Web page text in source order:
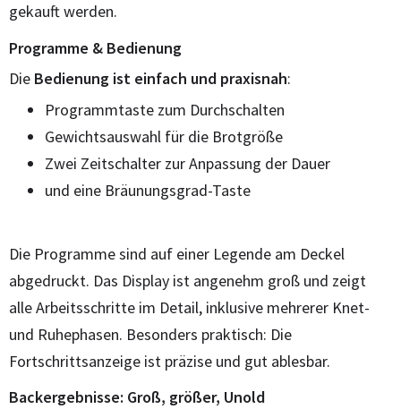
gekauft werden.
Programme & Bedienung
Die Bedienung ist einfach und praxisnah:
Programmtaste zum Durchschalten
Gewichtsauswahl für die Brotgröße
Zwei Zeitschalter zur Anpassung der Dauer
und eine Bräunungsgrad-Taste
Die Programme sind auf einer Legende am Deckel
abgedruckt. Das Display ist angenehm groß und zeigt
alle Arbeitsschritte im Detail, inklusive mehrerer Knet-
und Ruhephasen. Besonders praktisch: Die
Fortschrittsanzeige ist präzise und gut ablesbar.
Backergebnisse: Groß, größer, Unold